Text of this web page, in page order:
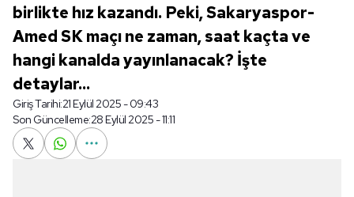
birlikte hız kazandı. Peki, Sakaryaspor-
Amed SK maçı ne zaman, saat kaçta ve
hangi kanalda yayınlanacak? İşte
detaylar...
Giriş Tarihi:21 Eylül 2025 - 09:43
Son Güncelleme:28 Eylül 2025 - 11:11